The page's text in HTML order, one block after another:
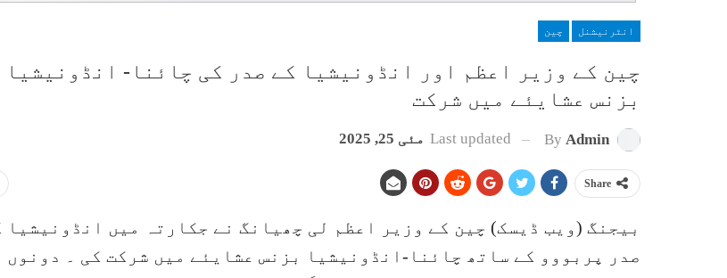
انٹرنیشنل چین
چین کے وزیر اعظم اور انڈونیشیا کے صدر کی چائنا- انڈونیشیا
بزنس عشایئے میں شرکت
By Admin
Last updated مئی 25, 2025
Share
بیجنگ (ویب ڈیسک) چین کے وزیر اعظم لی چھیانگ نے جکارتہ میں انڈونیشیا
صدر پربووو کے ساتھ چائنا-انڈونیشیا بزنس عشایئے میں شرکت کی ۔ دونوں